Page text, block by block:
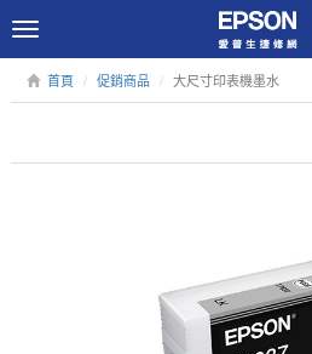
Toggle
navigation
首頁 促銷商品 大尺寸印表機墨水